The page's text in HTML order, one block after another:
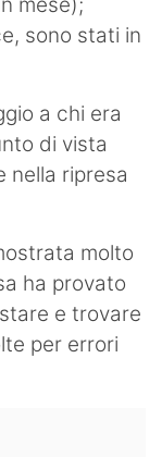
sono stati in
a chi era
di vista
nella ripresa
molto
ha provato
e trovare
per errori